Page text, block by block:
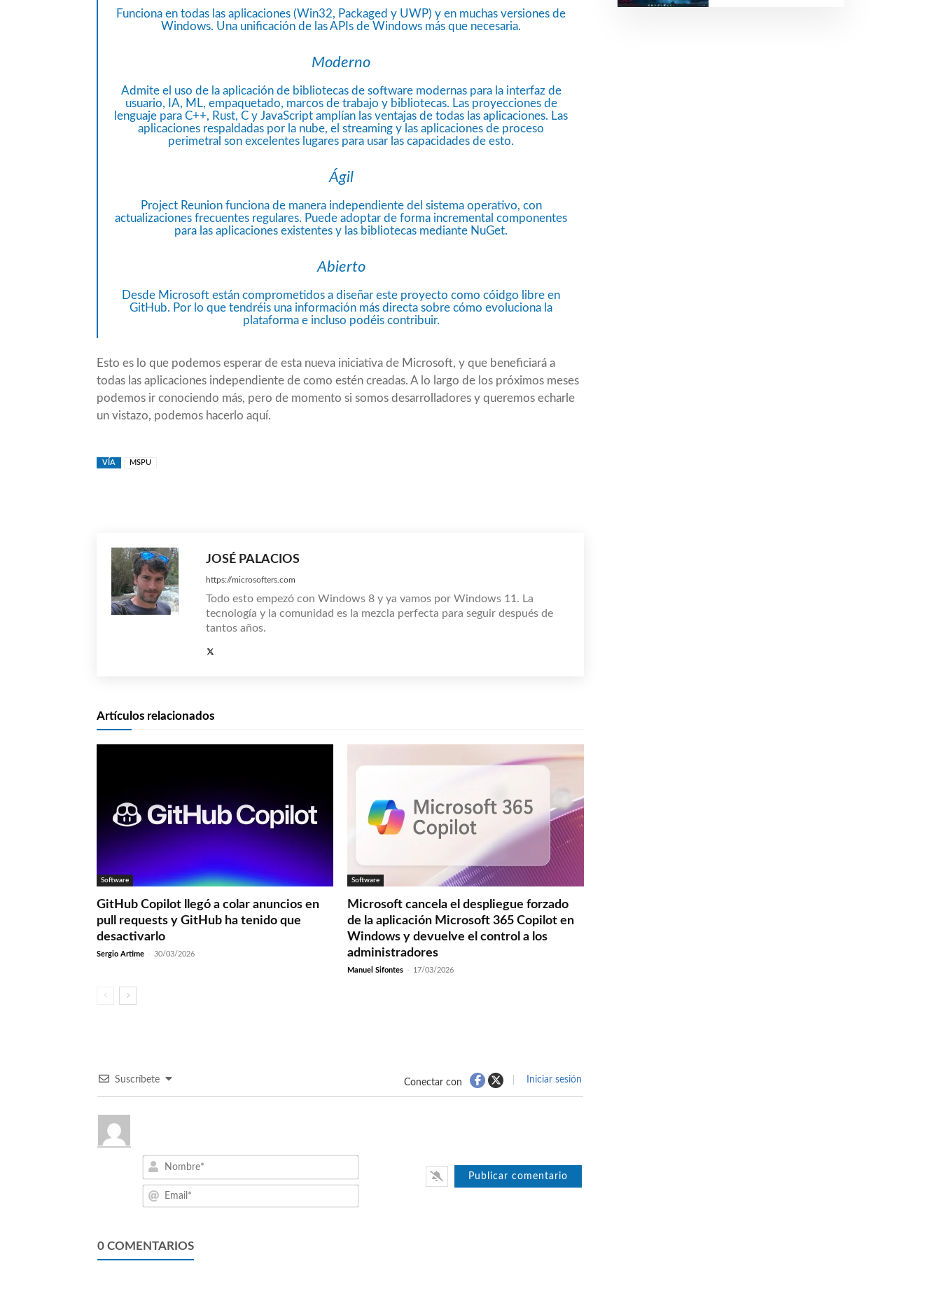
Funciona en todas las aplicaciones (Win32, Packaged y UWP) y en muchas versiones de
Windows. Una unificación de las APIs de Windows más que necesaria.
Moderno
Admite el uso de la aplicación de bibliotecas de software modernas para la interfaz de
usuario, IA, ML, empaquetado, marcos de trabajo y bibliotecas. Las proyecciones de
lenguaje para C++, Rust, C y JavaScript amplían las ventajas de todas las aplicaciones. Las
aplicaciones respaldadas por la nube, el streaming y las aplicaciones de proceso
perimetral son excelentes lugares para usar las capacidades de esto.
Ágil
Project Reunion funciona de manera independiente del sistema operativo, con
actualizaciones frecuentes regulares. Puede adoptar de forma incremental componentes
para las aplicaciones existentes y las bibliotecas mediante NuGet.
Abierto
Desde Microsoft están comprometidos a diseñar este proyecto como cóidgo libre en
GitHub. Por lo que tendréis una información más directa sobre cómo evoluciona la
plataforma e incluso podéis contribuir.
Esto es lo que podemos esperar de esta nueva iniciativa de Microsoft, y que beneficiará a
todas las aplicaciones independiente de como estén creadas. A lo largo de los próximos meses
podemos ir conociendo más, pero de momento si somos desarrolladores y queremos echarle
un vistazo, podemos hacerlo aquí.
VÍA MSPU
JOSÉ PALACIOS
https://microsofters.com
Todo esto empezó con Windows 8 y ya vamos por Windows 11. La
tecnología y la comunidad es la mezcla perfecta para seguir después de
tantos años.
Artículos relacionados
Software
GitHub Copilot llegó a colar anuncios en
pull requests y GitHub ha tenido que
desactivarlo
Sergio Artime - 30/03/2026
Software
Microsoft cancela el despliegue forzado
de la aplicación Microsoft 365 Copilot en
Windows y devuelve el control a los
administradores
Manuel Sifontes - 17/03/2026
Suscríbete Conectar con Iniciar sesión
0 COMENTARIOS